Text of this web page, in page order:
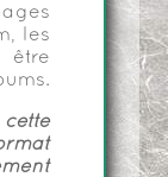
les